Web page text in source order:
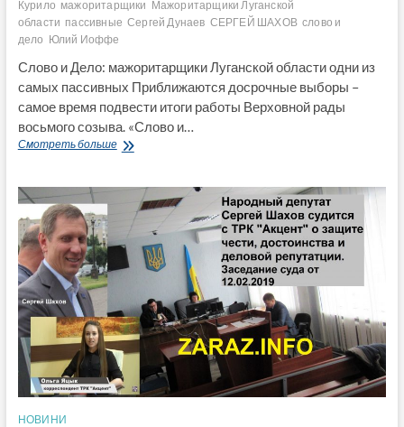
Курило мажоритарщики Мажоритарщики Луганской
области пассивные Сергей Дунаев СЕРГЕЙ ШАХОВ слово и
дело Юлий Иоффе
Слово и Дело: мажоритарщики Луганской области одни из
самых пассивных Приближаются досрочные выборы –
самое время подвести итоги работы Верховной рады
восьмого созыва. «Слово и…
Смотреть большеСлово
мажоритарщики
Луганской
области
одни
из
самых
НОВИНИ